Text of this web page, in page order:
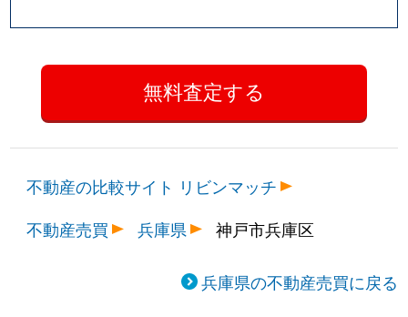
不動産の比較サイト リビンマッチ
不動産売買
兵庫県 神戸市兵庫区
兵庫県の不動産売買に戻る